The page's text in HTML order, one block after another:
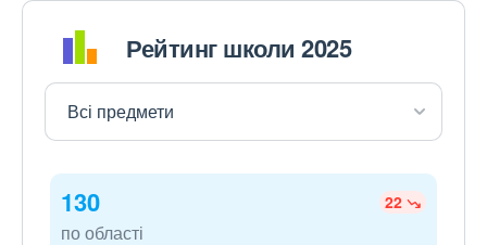
Рейтинг школи 2025
130 22
по області